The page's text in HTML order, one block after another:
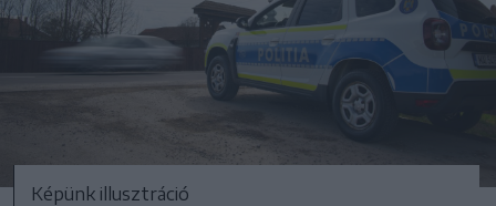
Képünk illusztráció